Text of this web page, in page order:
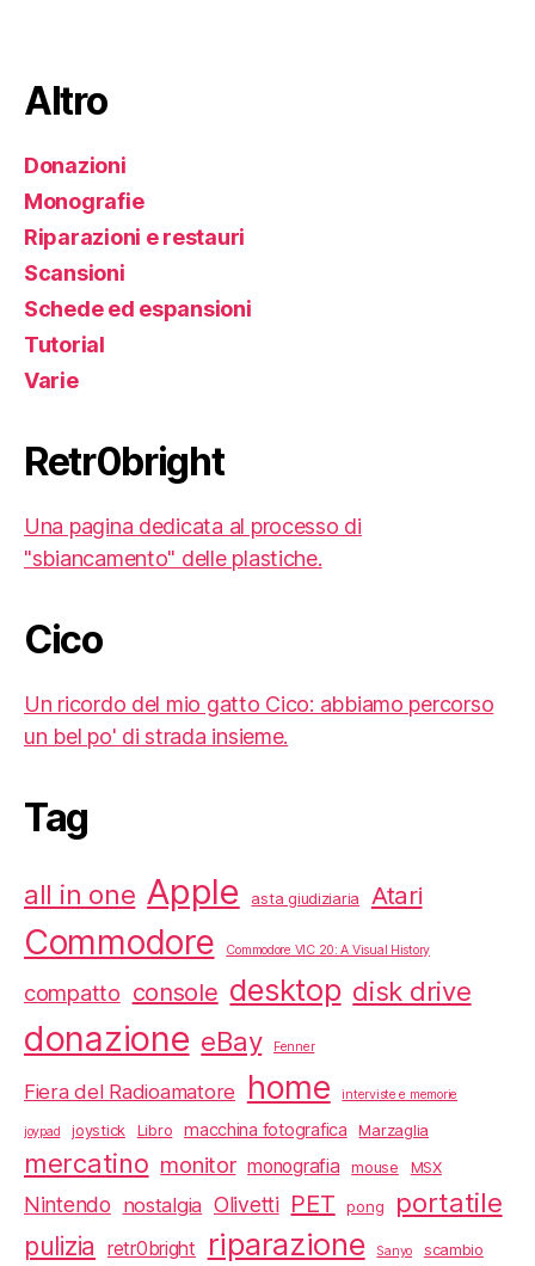
Altro
Donazioni
Monografie
Riparazioni e restauri
Scansioni
Schede ed espansioni
Tutorial
Varie
Retr0bright
Una pagina dedicata al processo di
"sbiancamento" delle plastiche.
Cico
Un ricordo del mio gatto Cico: abbiamo percorso
un bel po' di strada insieme.
Tag
all in one Apple asta giudiziaria Atari
Commodore Commodore VIC 20: A Visual History
compatto console desktop disk drive
donazione eBay Fenner
Fiera del Radioamatore home interviste e memorie
joypad joystick Libro macchina fotografica Marzaglia
mercatino monitor monografia mouse MSX
Nintendo nostalgia Olivetti PET pong portatile
pulizia retr0bright riparazione Sanyo scambio